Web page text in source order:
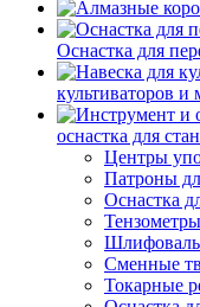
Оснастка для
культиваторов и
оснастка для
Центры
Патроны
Оснастка
Тензометры
Сменные
Токарные